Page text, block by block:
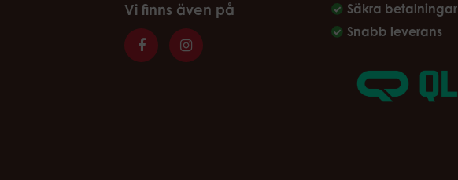
Vi finns även på
Säkra betalningar
Snabb leverans